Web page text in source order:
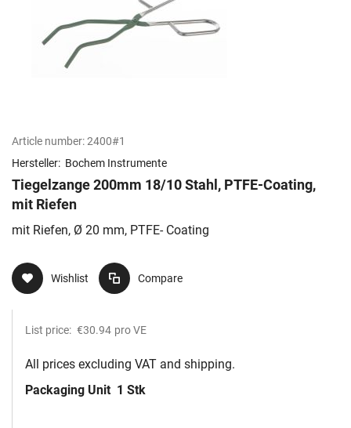
Article number:2400#1
Hersteller: Bochem Instrumente
Tiegelzange 200mm 18/10 Stahl, PTFE-Coating,
mit Riefen
mit Riefen, Ø 20 mm, PTFE- Coating
Wishlist Compare
List price: €30.94 pro VE
All prices excluding VAT and shipping.
Packaging Unit 1 Stk